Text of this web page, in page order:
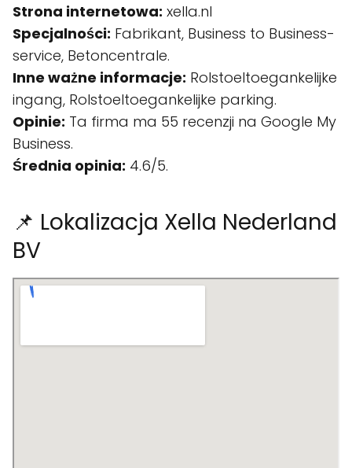
Strona internetowa: xella.nl
Specjalności: Fabrikant, Business to Business-
service, Betoncentrale.
Inne ważne informacje: Rolstoeltoegankelijke
ingang, Rolstoeltoegankelijke parking.
Opinie: Ta firma ma 55 recenzji na Google My
Business.
Średnia opinia: 4.6/5.
📌 Lokalizacja Xella Nederland
BV